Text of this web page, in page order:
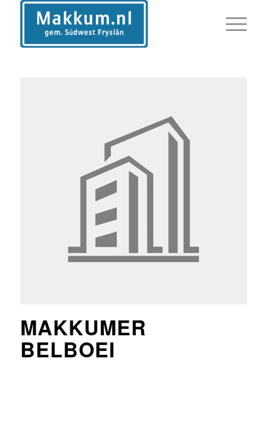
MAKKUMER
BELBOEI